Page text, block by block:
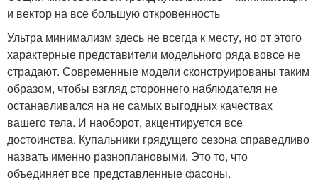
и вектор на все большую откровенность
Ультра минимализм здесь не всегда к месту, но от этого
характерные представители модельного ряда вовсе не
страдают. Современные модели сконструированы таким
образом, чтобы взгляд стороннего наблюдателя не
останавливался на не самых выгодных качествах
вашего тела. И наоборот, акцентируется все
достоинства. Купальники грядущего сезона справедливо
назвать именно разноплановыми. Это то, что
объединяет все представленные фасоны.